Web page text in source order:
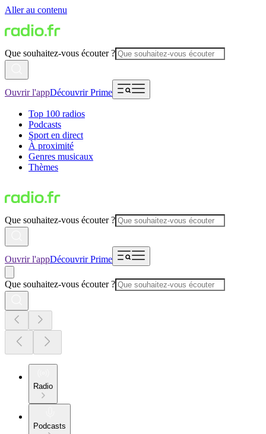
Aller au contenu
Que souhaitez-vous écouter ?
Ouvrir l'appDécouvrir Prime
Top 100 radios
Podcasts
Sport en direct
À proximité
Genres musicaux
Thèmes
Que souhaitez-vous écouter ?
Ouvrir l'appDécouvrir Prime
Que souhaitez-vous écouter ?
Radio
Podcasts